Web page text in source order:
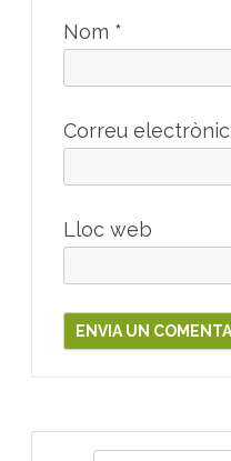
Nom *
Correu electrònic
Lloc web